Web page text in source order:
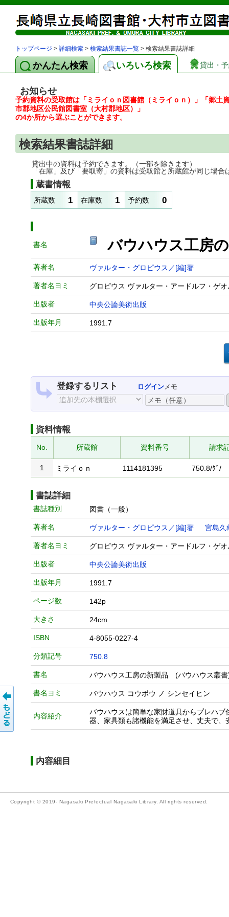
トップページ > 詳細検索 > 検索結果書誌一覧 > 検索結果書誌詳細
かんたん検索 いろいろ検索 貸出・
お知らせ
予約資料の受取館は「ミライｏｎ図書館（ミライｏｎ）」「郷
市郡地区公民館図書室（大村郡地区）」
の4か所から選ぶことができます。
検索結果書誌詳細
貸出中の資料は予約できます。（一部を除きます）
「在庫」及び「要取寄」の資料は受取館と所蔵館が同じ場合
蔵書情報
所蔵数 1 在庫数 1 予約数 0
書名 バウハウス工房
著者名 ヴァルター・グロピウス／[編]著
著者名ヨミ グロピウス ヴァルター・アードルフ・ゲオ
出版者 中央公論美術出版
出版年月 1991.7
登録するリスト ログインメモ
資料情報
No. 所蔵館 資料番号 請求
1 ミライｏｎ 1114181395 750.8/ｸﾞ/
書誌詳細
書誌種別 図書（一般）
著者名 ヴァルター・グロピウス／[編]著 宮島久
著者名ヨミ グロピウス ヴァルター・アードルフ・ゲ
出版者 中央公論美術出版
出版年月 1991.7
ページ数 142p
大きさ 24cm
ISBN 4-8055-0227-4
分類記号 750.8
書名 バウハウス工房の新製品 (バウハウス叢
書名ヨミ バウハウス コウボウ ノ シンセイヒン
内容紹介
バウハウスは簡単な家財道具からプレハ
器、家具類も諸機能を満足させ、丈夫で
内容細目
Copyright © 2019- Nagasaki Prefectual Nagasaki Library. All rights reserved.